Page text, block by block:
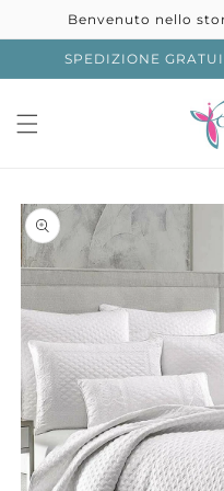
direttamente
ai contenuti
Benvenuto nello
SPEDIZIONE
Passa alle
informazioni
sul prodotto